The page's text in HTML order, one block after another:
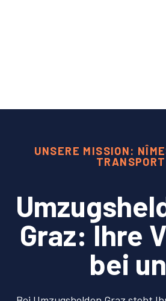
UNSERE MISSION:
Graz: Ihre
bei